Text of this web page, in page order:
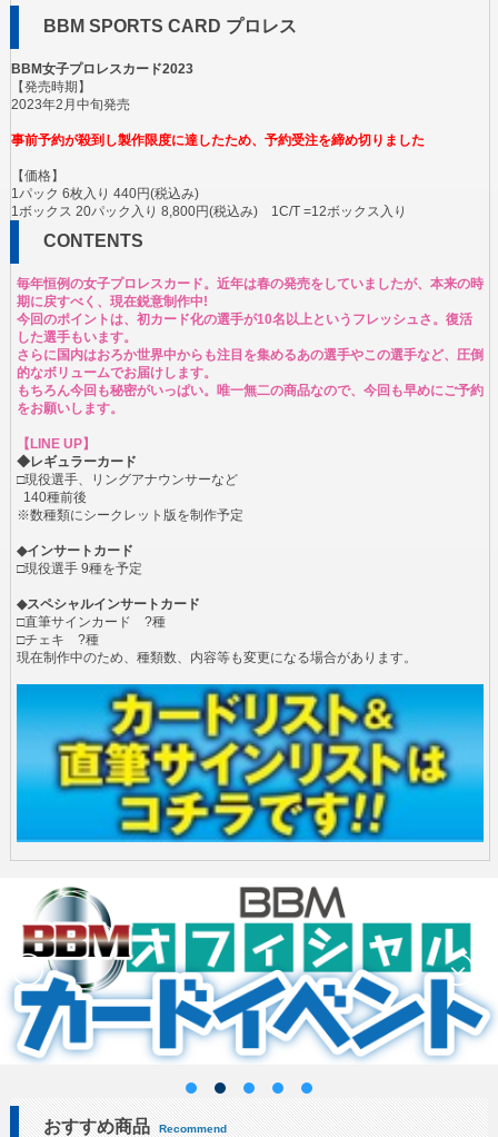
BBM SPORTS CARD プロレス
BBM女子プロレスカード2023
【発売時期】
2023年2月中旬発売
事前予約が殺到し製作限度に達したため、予約受注を締め切りました
【価格】
1パック 6枚入り 440円(税込み)
1ボックス 20パック入り 8,800円(税込み) 1C/T =12ボックス入り
CONTENTS
毎年恒例の女子プロレスカード。近年は春の発売をしていましたが、本来の時
期に戻すべく、現在鋭意制作中!
今回のポイントは、初カード化の選手が10名以上というフレッシュさ。復活
した選手もいます。
さらに国内はおろか世界中からも注目を集めるあの選手やこの選手など、圧倒
的なボリュームでお届けします。
もちろん今回も秘密がいっぱい。唯一無二の商品なので、今回も早めにご予約
をお願いします。
【LINE UP】
◆レギュラーカード
□現役選手、リングアナウンサーなど
140種前後
※数種類にシークレット版を制作予定
◆インサートカード
□現役選手 9種を予定
◆スペシャルインサートカード
□直筆サインカード ?種
□チェキ ?種
現在制作中のため、種類数、内容等も変更になる場合があります。
おすすめ商品 Recommend